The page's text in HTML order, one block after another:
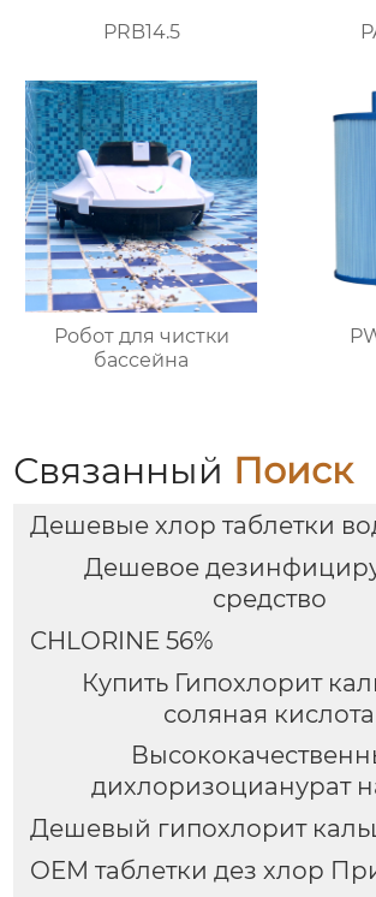
PRB14.5
Робот для чистки
бассейна
Связанный Поиск
Дешевые хлор таблетки
Дешевое
средство
CHLORINE 56%
Купить Гипохлорит
соляная кислота
дихлоризоцианурат
Дешевый гипохлорит
OEM таблетки дез хлор